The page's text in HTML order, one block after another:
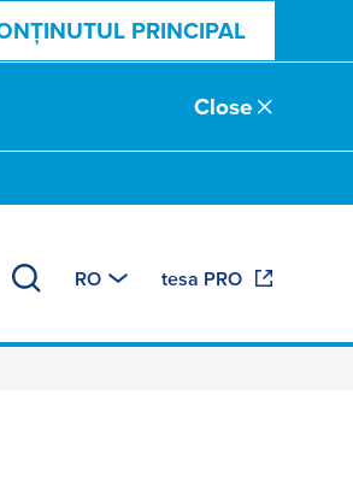
PRINCIPAL
Close
RO tesa PRO